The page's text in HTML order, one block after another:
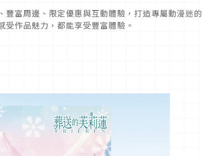
富周邊、限定優惠與互動體驗，打造專屬動漫迷的
作品魅力，都能享受豐富體驗。